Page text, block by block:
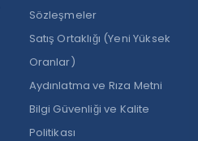
Sözleşmeler
Satış Ortaklığı (Yeni Yüksek
Oranlar)
Aydınlatma ve Rıza Metni
Bilgi Güvenliği ve Kalite
Politikası